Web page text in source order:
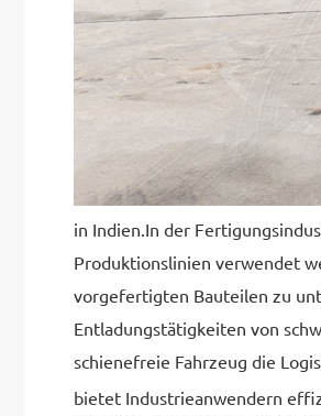
in Indien.In der
Produktionslinien verwendet
vorgefertigten Bauteilen zu
Entladungstätigkeiten von
schienefreie Fahrzeug die
bietet Industrieanwendern